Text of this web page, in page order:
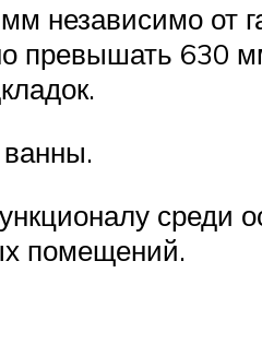
независимо от
превышать 630
помещений.